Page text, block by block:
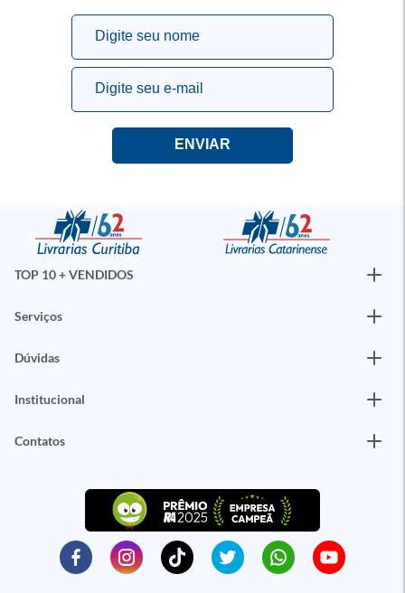
TOP 10 + VENDIDOS
Serviços
Dúvidas
Institucional
Contatos